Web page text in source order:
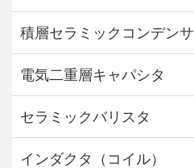
積層セラミックコンデンサ
電気二重層キャパシタ
セラミックバリスタ
インダクタ（コイル）